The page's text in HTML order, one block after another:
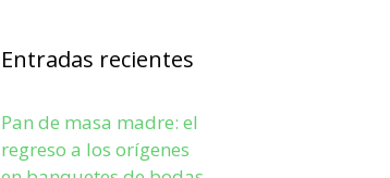
Entradas recientes
Pan de masa madre: el
regreso a los orígenes